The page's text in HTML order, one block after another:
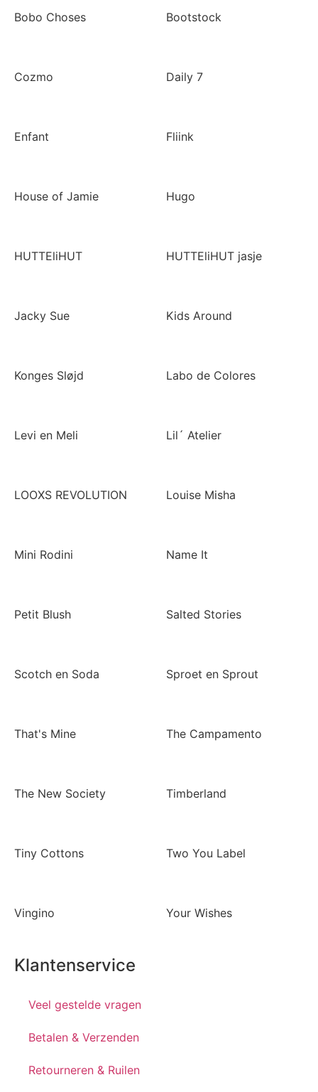
Bobo Choses Bootstock
Cozmo Daily 7
Enfant Fliink
House of Jamie Hugo
HUTTEliHUT HUTTEliHUT jasje
Jacky Sue Kids Around
Konges Sløjd Labo de Colores
Levi en Meli Lil´ Atelier
LOOXS REVOLUTION Louise Misha
Mini Rodini Name It
Petit Blush Salted Stories
Scotch en Soda Sproet en Sprout
That's Mine The Campamento
The New Society Timberland
Tiny Cottons Two You Label
Vingino Your Wishes
Klantenservice
Veel gestelde vragen
Betalen & Verzenden
Retourneren & Ruilen